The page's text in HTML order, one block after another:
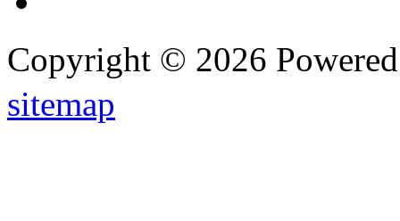
Copyright © 2026
sitemap